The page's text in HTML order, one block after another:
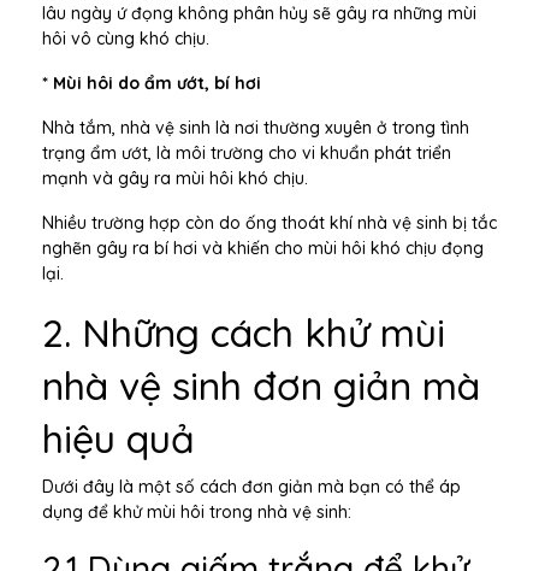
lâu ngày ứ đọng không phân hủy sẽ gây ra những mùi
hôi vô cùng khó chịu.
* Mùi hôi do ẩm ướt, bí hơi
Nhà tắm, nhà vệ sinh là nơi thường xuyên ở trong tình
trạng ẩm ướt, là môi trường cho vi khuẩn phát triển
mạnh và gây ra mùi hôi khó chịu.
Nhiều trường hợp còn do ống thoát khí nhà vệ sinh bị tắc
nghẽn gây ra bí hơi và khiến cho mùi hôi khó chịu đọng
lại.
2. Những cách khử mùi
nhà vệ sinh đơn giản mà
hiệu quả
Dưới đây là một số cách đơn giản mà bạn có thể áp
dụng để khử mùi hôi trong nhà vệ sinh: